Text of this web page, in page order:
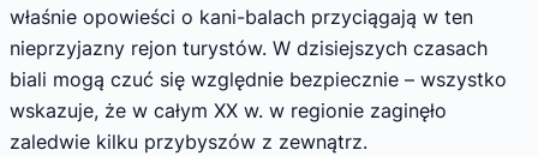
właśnie opowieści o kani-balach przyciągają w ten
nieprzyjazny rejon turystów. W dzisiejszych czasach
biali mogą czuć się względnie bezpiecznie – wszystko
wskazuje, że w całym XX w. w regionie zaginęło
zaledwie kilku przybyszów z zewnątrz.